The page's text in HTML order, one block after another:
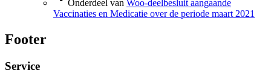
Onderdeel van Woo-deelbesluit aangaande
Vaccinaties en Medicatie over de periode maart 2021
Footer
Service